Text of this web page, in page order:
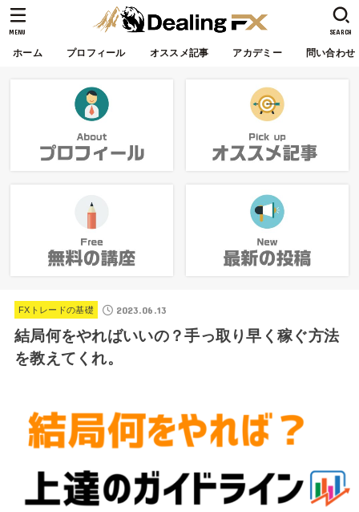
ホーム プロフィール オススメ記事 アカデミー 問い合わせ
SEARCH
MENU
FXトレードの基礎 2023.06.13
結局何をやればいいの？手っ取り早く稼ぐ方法
を教えてくれ。